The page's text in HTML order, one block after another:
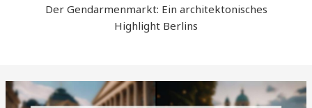
Der Gendarmenmarkt: Ein architektonisches
Highlight Berlins